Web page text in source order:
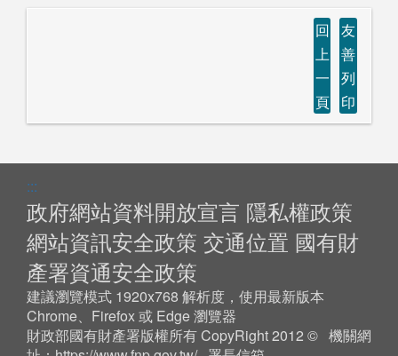
回
上
一
頁
友
善
列
印
:::
政府網站資料開放宣言 隱私權政策
網站資訊安全政策 交通位置 國有財
產署資通安全政策
建議瀏覽模式 1920x768 解析度，使用最新版本
Chrome、Firefox 或 Edge 瀏覽器
財政部國有財產署版權所有 CopyRight 2012 © 機關網